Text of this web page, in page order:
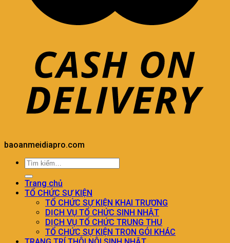
baoanmeidiapro.com
Trang chủ
TỔ CHỨC SỰ KIỆN
TỔ CHỨC SỰ KIỆN KHAI TRƯƠNG
DỊCH VỤ TỔ CHỨC SINH NHẬT
DỊCH VỤ TỔ CHỨC TRUNG THU
TỔ CHỨC SỰ KIỆN TRON GÓI KHÁC